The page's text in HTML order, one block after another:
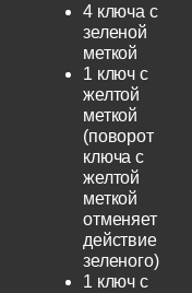
4 ключа с
зеленой
меткой
1 ключ с
желтой
меткой
(поворот
ключа с
желтой
меткой
отменяет
действие
зеленого)
1 ключ с